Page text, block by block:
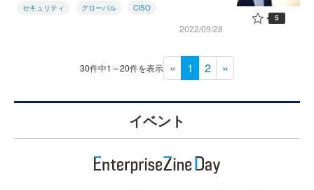
セキュリティ グローバル CISO
2022/09/28
5
30件中1～20件を表示 « 1 2 »
イベント